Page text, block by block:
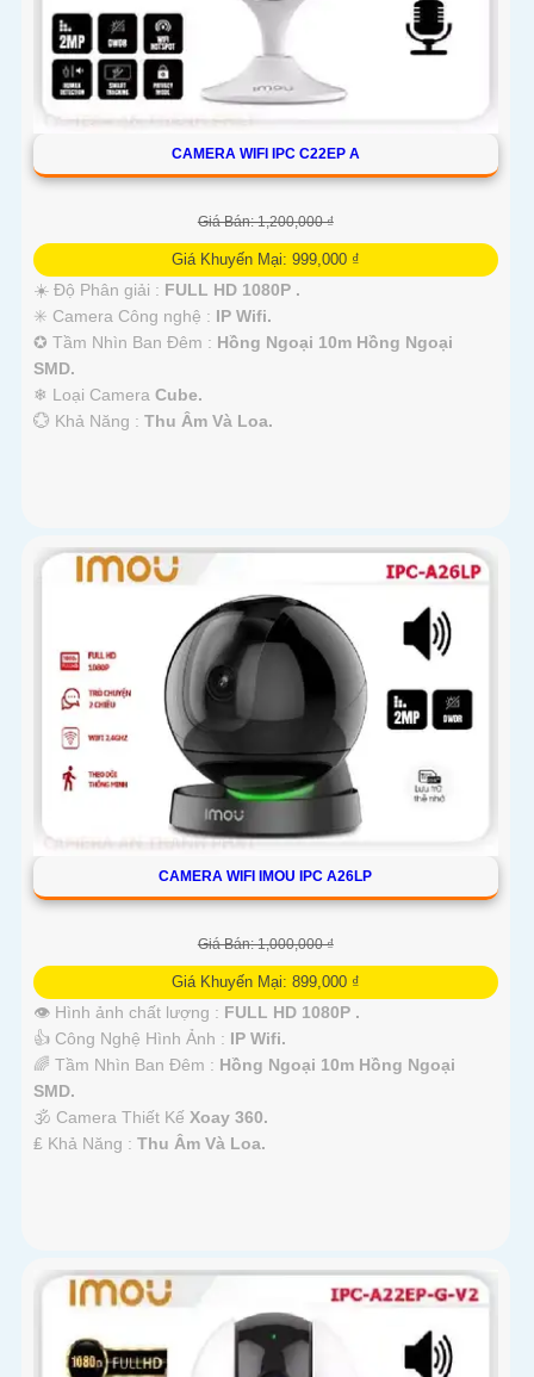
CAMERA WIFI IPC C22EP A
Giá Bán: 1,200,000 ₫
Giá Khuyến Mại: 999,000 ₫
☀️ Độ Phân giải : FULL HD 1080P .
✳️ Camera Công nghệ : IP Wifi.
✪ Tầm Nhìn Ban Đêm : Hồng Ngoại 10m Hồng Ngoại
SMD.
❄ Loại Camera Cube.
️💮 Khả Năng : Thu Âm Và Loa.
CAMERA WIFI IMOU IPC A26LP
Giá Bán: 1,000,000 ₫
Giá Khuyến Mại: 899,000 ₫
👁 Hình ảnh chất lượng : FULL HD 1080P .
👍 Công Nghệ Hình Ảnh : IP Wifi.
🌈 Tầm Nhìn Ban Đêm : Hồng Ngoại 10m Hồng Ngoại
SMD.
🕉️ Camera Thiết Kế Xoay 360.
️₤ Khả Năng : Thu Âm Và Loa.